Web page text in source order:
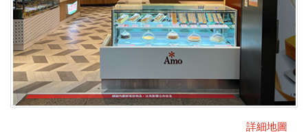
詳細地圖